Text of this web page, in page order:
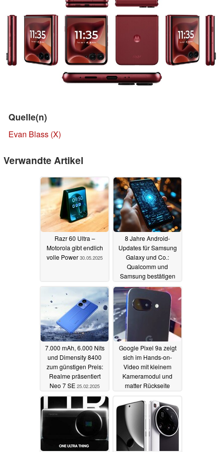
Quelle(n)
Evan Blass (X)
Verwandte Artikel
Razr 60 Ultra –
Motorola gibt endlich
volle Power 30.05.2025
8 Jahre Android-
Updates für Samsung
Galaxy und Co.:
Qualcomm und
Samsung bestätigen
erweiterten Support
7.000 mAh, 6.000 Nits
und Dimensity 8400
zum günstigen Preis:
Realme präsentiert
Neo 7 SE 25.02.2025
Google Pixel 9a zeigt
sich im Hands-on-
Video mit kleinem
Kameramodul und
matter Rückseite